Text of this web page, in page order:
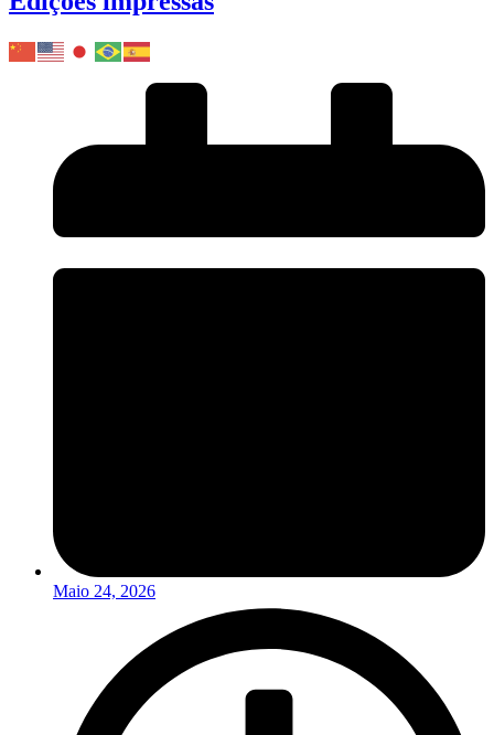
Maio 24, 2026